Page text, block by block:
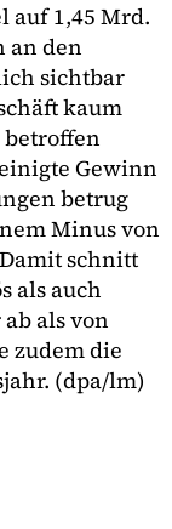
auf 1,45 Mrd.
an den
sichtbar
kaum
betroffen
Gewinn
betrug
Minus von
schnitt
als auch
als von
zudem die
(dpa/lm)